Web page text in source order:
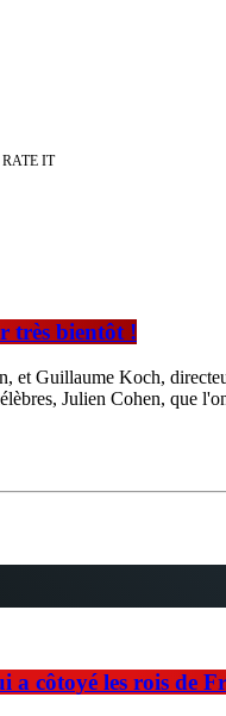
RATE IT
très bientôt !
et Guillaume Koch,
Julien Cohen, que
a côtoyé les rois de